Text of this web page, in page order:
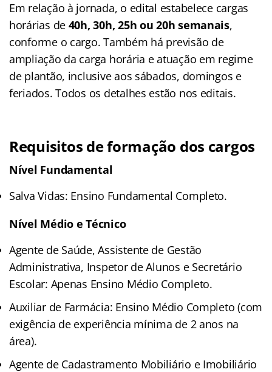
Em relação à jornada, o edital estabelece cargas
horárias de 40h, 30h, 25h ou 20h semanais,
conforme o cargo. Também há previsão de
ampliação da carga horária e atuação em regime
de plantão, inclusive aos sábados, domingos e
feriados. Todos os detalhes estão nos editais.
Requisitos de formação dos cargos
Nível Fundamental
Salva Vidas: Ensino Fundamental Completo.
Nível Médio e Técnico
Agente de Saúde, Assistente de Gestão
Administrativa, Inspetor de Alunos e Secretário
Escolar: Apenas Ensino Médio Completo.
Auxiliar de Farmácia: Ensino Médio Completo (com
exigência de experiência mínima de 2 anos na
área).
Agente de Cadastramento Mobiliário e Imobiliário